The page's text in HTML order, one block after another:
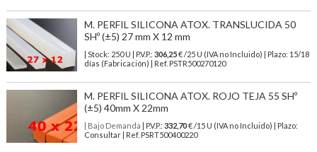
M. PERFIL SILICONA ATOX. TRANSLUCIDA 50
SHº (±5) 27 mm X 12 mm
| Stock: 250 U | P.V.P.: 306,25€/25 U (IVA no Incluido)
| Plazo: 15/18
días (Fabricación) | Ref. PSTR500270120
M. PERFIL SILICONA ATOX. ROJO TEJA 55 SHº
(±5) 40mm X 22mm
| Bajo Demanda | P.V.P.: 332,70€ /15 U (IVA no Incluido) | Plazo:
Consultar | Ref. PSRT500400220